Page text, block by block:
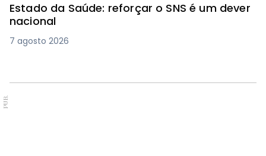
Estado da Saúde: reforçar o SNS é um dever
nacional
7 agosto 2026
PUB.